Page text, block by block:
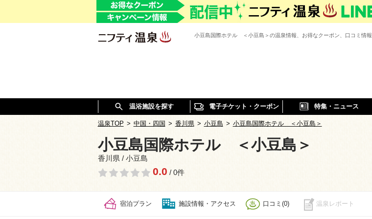
小豆島国際ホテル ＜小豆島＞の温泉情報、お得なクーポン、口コミ情報
温浴施設を探す 電子チケット・クーポン 特集・ニュース
温泉TOP > 中国・四国 > 香川県 > 小豆島 > 小豆島国際ホテル ＜小豆島＞
小豆島国際ホテル ＜小豆島＞
香川県 / 小豆島
0.0 / 0件
宿泊プラン 施設情報・アクセス 口コミ(0) 温泉レポート